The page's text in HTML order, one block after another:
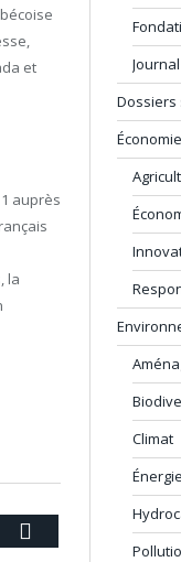
et
auprès
la
Dossiers
Économie
Climat
Énergie